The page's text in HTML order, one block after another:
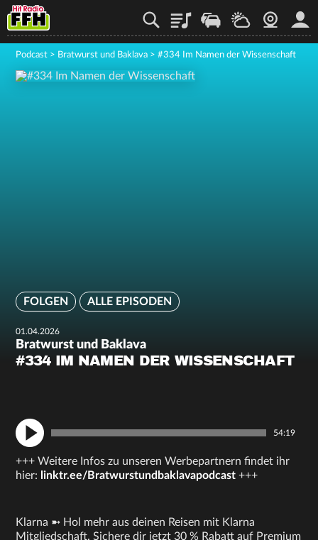
PlaylistStaupilotWetterWebcam
Podcast > Bratwurst und Baklava > #334 Im Namen der Wissenschaft
FOLGEN ALLE EPISODEN
01.04.2026
Bratwurst und Baklava
#334 IM NAMEN DER WISSENSCHAFT
54:19
+++ Weitere Infos zu unseren Werbepartnern findet ihr
hier: linktr.ee/Bratwurstundbaklavapodcast +++
Klarna ➼ Hol mehr aus deinen Reisen mit Klarna
Mitgliedschaft. Sichere dir jetzt 30 % Rabatt auf Premium